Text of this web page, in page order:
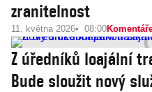
zranitelnost
11. května 2026 08:00
Z úředníků loajální
Bude sloužit nový